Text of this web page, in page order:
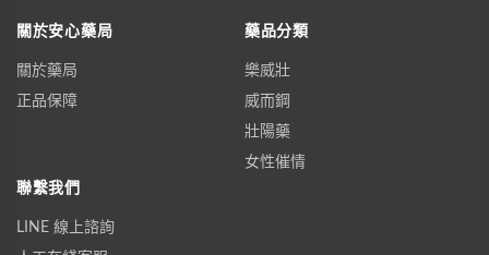
關於安心藥局
關於藥局
正品保障
藥品分類
樂威壯
威而鋼
壯陽藥
女性催情
聯繫我們
LINE 線上諮詢